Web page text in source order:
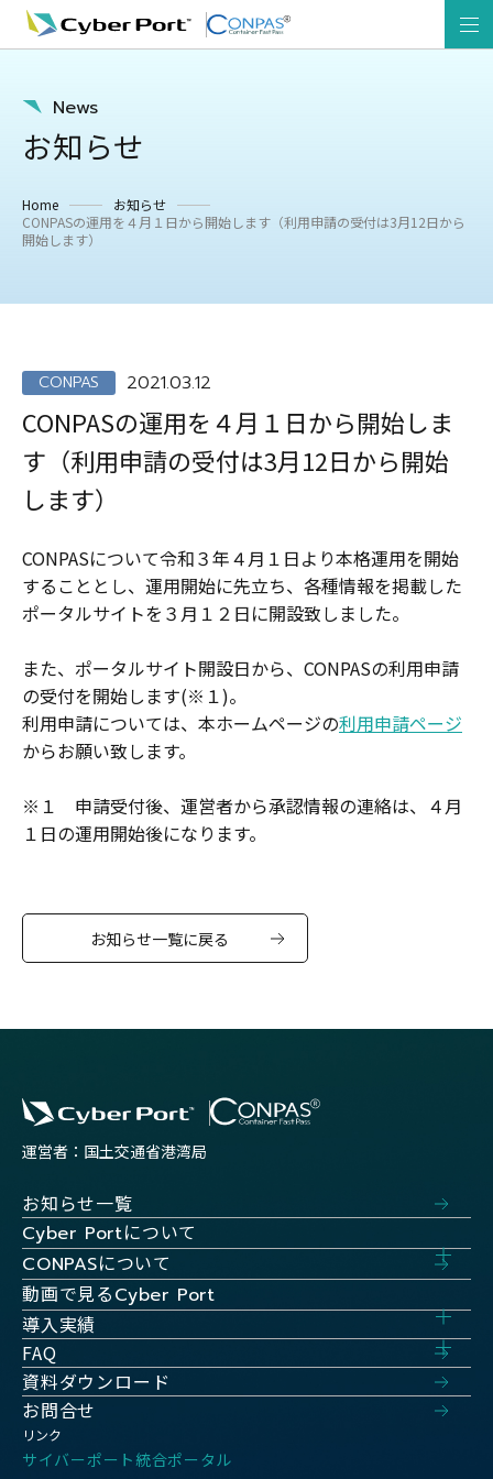
News
お知らせ
Home
お知らせ
CONPASの運用を４月１日から開始します（利用申請の受付は3月12日から
開始します）
CONPAS 2021.03.12
CONPASの運用を４月１日から開始しま
す（利用申請の受付は3月12日から開始
します）
CONPASについて令和３年４月１日より本格運用を開始
することとし、運用開始に先立ち、各種情報を掲載した
ポータルサイトを３月１２日に開設致しました。
また、ポータルサイト開設日から、CONPASの利用申請
の受付を開始します(※１)。
利用申請については、本ホームページの利用申請ページ
からお願い致します。
※１ 申請受付後、運営者から承認情報の連絡は、４月
１日の運用開始後になります。
お知らせ一覧に戻る
運営者：国土交通省港湾局
お知らせ一覧
Cyber Portについて
CONPASについて
動画で見るCyber Port
導入実績
FAQ
資料ダウンロード
お問合せ
リンク
サイバーポート統合ポータル